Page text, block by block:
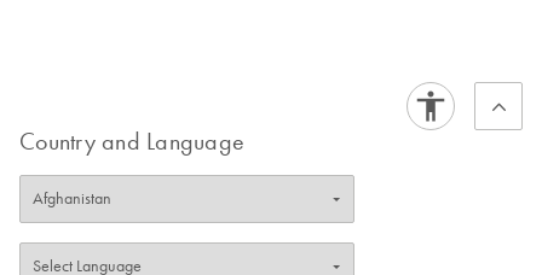
Country and Language